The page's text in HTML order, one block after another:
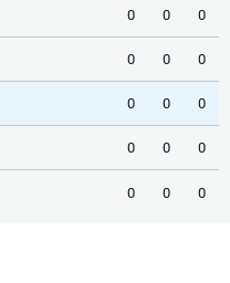
0 0 0
0 0 0
0 0 0
0 0 0
0 0 0